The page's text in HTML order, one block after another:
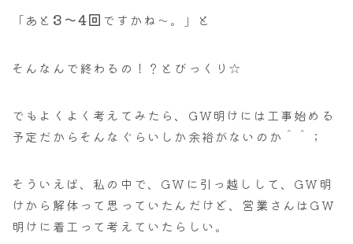
「あと 3～4回 ですかね～。」と
そんなんで終わるの！？とびっくり☆
でもよくよく考えてみたら、GW明けには工事始める
予定だからそんなぐらいしか余裕がないのか＾＾；
そういえば、私の中で、GWに引っ越しして、GW明
けから解体って思っていたんだけど、営業さんはGW
明けに着工って考えていたらしい。